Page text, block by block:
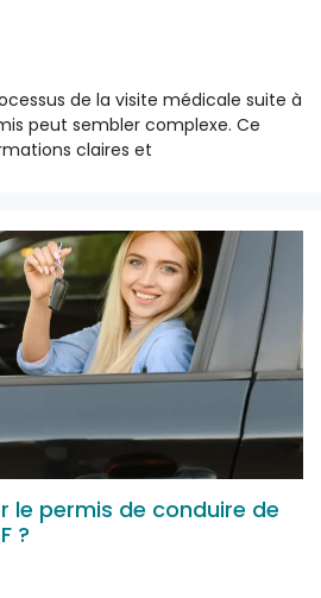
de la visite médicale suite à
peut sembler complexe. Ce
claires et
le permis de conduire de
?